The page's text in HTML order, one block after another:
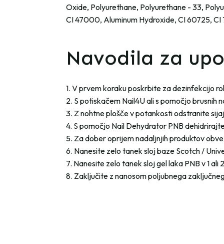
Oxide, Polyurethane, Polyurethane - 33,
CI 47000, Aluminum Hydroxide, CI 60725,
Navodila za
1. V prvem koraku poskrbite za dezinfekcijo
2. S potiskačem Nail4U ali s pomočjo
3. Z nohtne plošče v potankosti odstranite
4. S pomočjo Nail Dehydrator PNB
5. Za dober oprijem nadaljnjih produktov
6. Nanesite zelo tanek sloj baze Scotch /
7. Nanesite zelo tanek sloj gel laka PNB v 1
8. Zaključite z nanosom poljubnega